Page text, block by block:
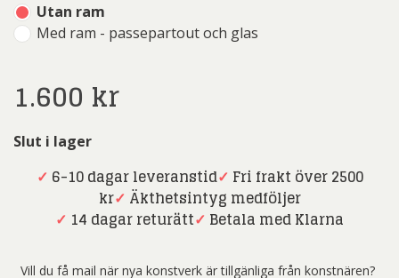
Utan ram
Med ram - passepartout och glas
1.600 kr
Slut i lager
✓ 6-10 dagar leveranstid✓ Fri frakt över 2500
kr✓ Äkthetsintyg medföljer
✓ 14 dagar returätt✓ Betala med Klarna
Vill du få mail när nya konstverk är tillgänliga från konstnären?